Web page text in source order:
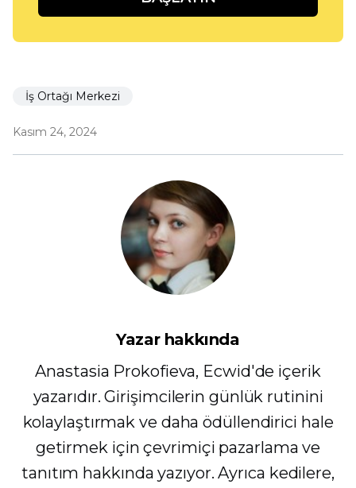
İş Ortağı Merkezi
Kasım 24, 2024
Yazar hakkında
Anastasia Prokofieva, Ecwid'de içerik
yazarıdır. Girişimcilerin günlük rutinini
kolaylaştırmak ve daha ödüllendirici hale
getirmek için çevrimiçi pazarlama ve
tanıtım hakkında yazıyor. Ayrıca kedilere,